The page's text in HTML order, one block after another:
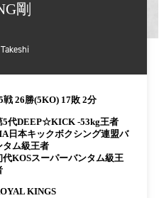
剛
戦 26勝(5KO) 17敗 2分
5代DEEP☆KICK -53kg王者
日本キックボクシング連盟バ
タム級王者
代KOSスーパーバンタム級王
KINGS